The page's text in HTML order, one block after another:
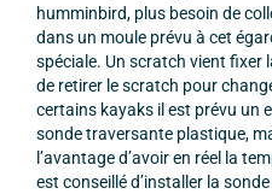
humminbird, plus besoin de
dans un moule prévu à cet
spéciale. Un scratch vient fixer
de retirer le scratch pour
certains kayaks il est prévu un
sonde traversante plastique,
l’avantage d’avoir en réel la
est conseillé d’installer la